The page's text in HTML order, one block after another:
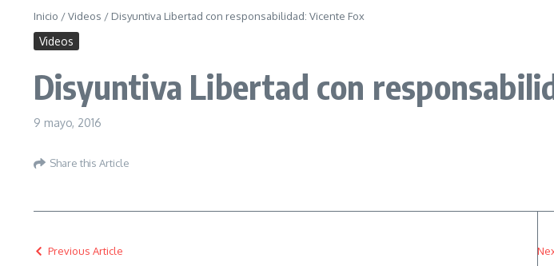
Inicio /Videos / Disyuntiva Libertad con responsabilidad: Vicente Fox
Videos
Disyuntiva Libertad con
9 mayo, 2016
Share this Article
Previous Article